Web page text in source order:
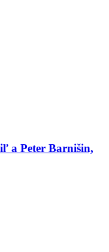
a Peter Barnišin,